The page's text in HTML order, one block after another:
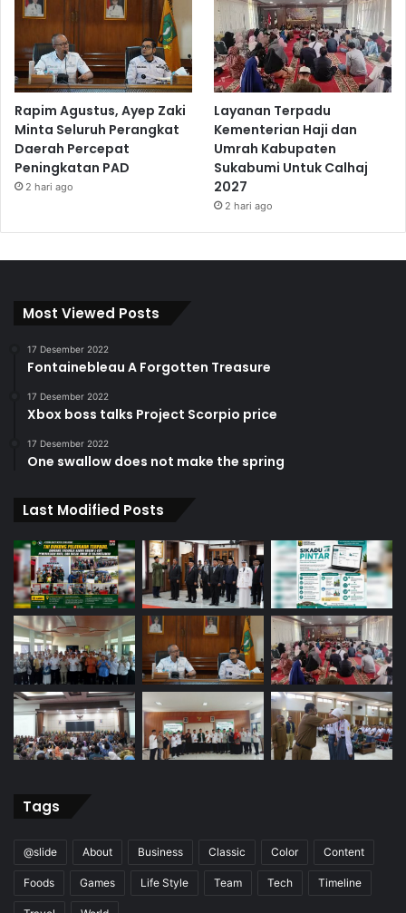
Rapim Agustus, Ayep Zaki
Minta Seluruh Perangkat
Daerah Percepat
Peningkatan PAD
2 hari ago
Layanan Terpadu
Kementerian Haji dan
Umrah Kabupaten
Sukabumi Untuk Calhaj
2027
2 hari ago
Most Viewed Posts
17 Desember 2022
Fontainebleau A Forgotten Treasure
17 Desember 2022
Xbox boss talks Project Scorpio price
17 Desember 2022
One swallow does not make the spring
Last Modified Posts
Tags
@slide About Business Classic Color Content
Foods Games Life Style Team Tech Timeline